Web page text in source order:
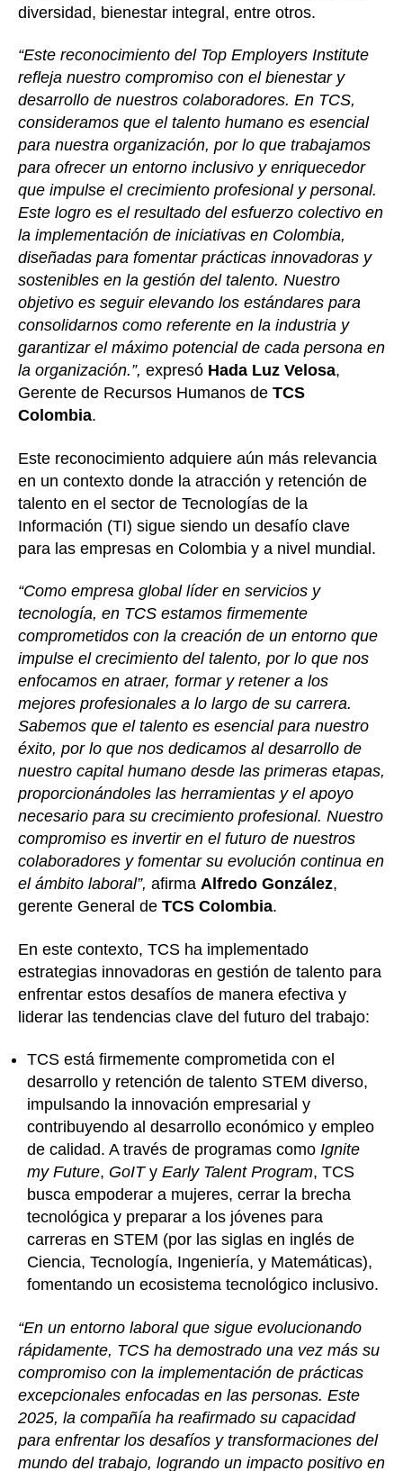
diversidad, bienestar integral, entre otros.
“Este reconocimiento del Top Employers Institute
refleja nuestro compromiso con el bienestar y
desarrollo de nuestros colaboradores. En TCS,
consideramos que el talento humano es esencial
para nuestra organización, por lo que trabajamos
para ofrecer un entorno inclusivo y enriquecedor
que impulse el crecimiento profesional y personal.
Este logro es el resultado del esfuerzo colectivo en
la implementación de iniciativas en Colombia,
diseñadas para fomentar prácticas innovadoras y
sostenibles en la gestión del talento. Nuestro
objetivo es seguir elevando los estándares para
consolidarnos como referente en la industria y
garantizar el máximo potencial de cada persona en
la organización.”, expresó Hada Luz Velosa,
Gerente de Recursos Humanos de TCS
Colombia.
Este reconocimiento adquiere aún más relevancia
en un contexto donde la atracción y retención de
talento en el sector de Tecnologías de la
Información (TI) sigue siendo un desafío clave
para las empresas en Colombia y a nivel mundial.
“Como empresa global líder en servicios y
tecnología, en TCS estamos firmemente
comprometidos con la creación de un entorno que
impulse el crecimiento del talento, por lo que nos
enfocamos en atraer, formar y retener a los
mejores profesionales a lo largo de su carrera.
Sabemos que el talento es esencial para nuestro
éxito, por lo que nos dedicamos al desarrollo de
nuestro capital humano desde las primeras etapas,
proporcionándoles las herramientas y el apoyo
necesario para su crecimiento profesional. Nuestro
compromiso es invertir en el futuro de nuestros
colaboradores y fomentar su evolución continua en
el ámbito laboral”, afirma Alfredo González,
gerente General de TCS Colombia.
En este contexto, TCS ha implementado
estrategias innovadoras en gestión de talento para
enfrentar estos desafíos de manera efectiva y
liderar las tendencias clave del futuro del trabajo:
TCS está firmemente comprometida con el
desarrollo y retención de talento STEM diverso,
impulsando la innovación empresarial y
contribuyendo al desarrollo económico y empleo
de calidad. A través de programas como Ignite
my Future, GoITy Early Talent Program, TCS
busca empoderar a mujeres, cerrar la brecha
tecnológica y preparar a los jóvenes para
carreras en STEM (por las siglas en inglés de
Ciencia, Tecnología, Ingeniería, y Matemáticas),
fomentando un ecosistema tecnológico inclusivo.
“En un entorno laboral que sigue evolucionando
rápidamente, TCS ha demostrado una vez más su
compromiso con la implementación de prácticas
excepcionales enfocadas en las personas. Este
2025, la compañía ha reafirmado su capacidad
para enfrentar los desafíos y transformaciones del
mundo del trabajo, logrando un impacto positivo en